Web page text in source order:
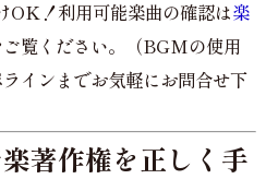
OK！利用可能楽曲の確認は楽
ご覧ください。（BGMの使用
インまでお気軽にお問合せ下
著作権を正しく手